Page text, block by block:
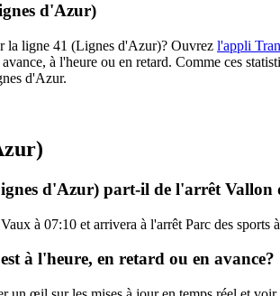
d'Azur)
la ligne 41 (Lignes d'Azur)? Ouvrez l'appli
à l'heure ou en retard. Comme ces
d'Azur.
d'Azur) part-il de l'arrêt Vallon
à 07:10 et arrivera à l'arrêt Parc des
à l'heure, en retard ou en avance?